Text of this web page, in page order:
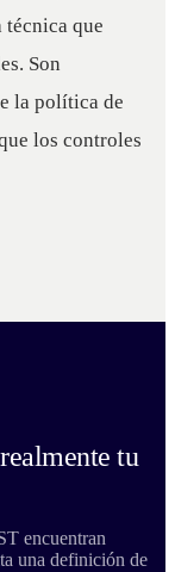
técnica que
Son
la política de
los controles
tu
encuentran
una definición de